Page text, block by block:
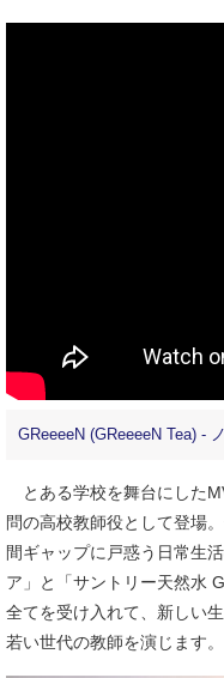
GReeeeN (GReeeeN Tea) -
とある学校を舞台にした
問の高校教師役として登場
間ギャップに戸惑う日常生
ア」と「サントリー天然水
全てを受け入れて、新しい
若い世代の教師を演じます。